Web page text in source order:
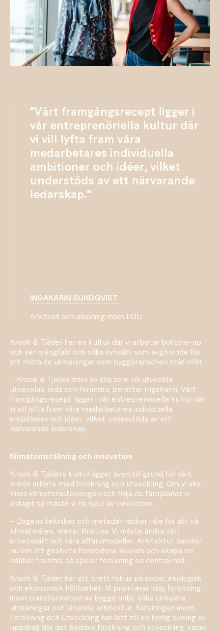
"Vårt framgångsrecept ligger i
vår entreprenöriella kultur där
vi vill lyfta fram våra
medarbetares individuella
ambitioner och idéer, vilket
understöds av ett närvarande
ledarskap."
INGAKARIN SUNDQVIST
Arkitekt och ansvarig inom FOU
Krook & Tjäder har en kultur där vi arbetar bottom-up
och ser mångfald och olika synsätt som avgörande för
att möta de utmaningar som byggbranschen står inför.
– Krook & Tjäder drivs av alla som vill utveckla,
utvecklas, leda och förändra, berättar IngaKarin. Vårt
framgångsrecept ligger i vår entreprenöriella kultur där
vi vill lyfta fram våra medarbetares individuella
ambitioner och idéer, vilket understöds av ett
närvarande ledarskap.
Klimatomställning och innovation
Krook & Tjäders kultur ligger även till grund för vårt
breda arbete med forskning och utveckling. Om vi ska
klara klimatomställningen och följa de färdplaner vi
antagit så måste vi ta hjälp av innovation.
– Dagens tekniker och metoder räcker inte för att nå
klimatmålen, menar Kristina. Vi måste ändra vårt
arbetssätt och våra affärsmodeller. Arkitektur handlar
nu om att gestalta framtidens livsrum och skapa en
hållbar framtid, då spelar forskning en central roll.
Krook & Tjäder har ett brett fokus på social, ekologisk
och ekonomisk hållbarhet. Vi prioriterar idag forskning
inom transformation av byggd miljö, olika cirkulära
utmaningar och läkande arkitektur. Satsningen inom
Forskning och Utveckling har lett till en tydlig ökning av
uppdrag där det bedrivs forskning och utveckling, varav